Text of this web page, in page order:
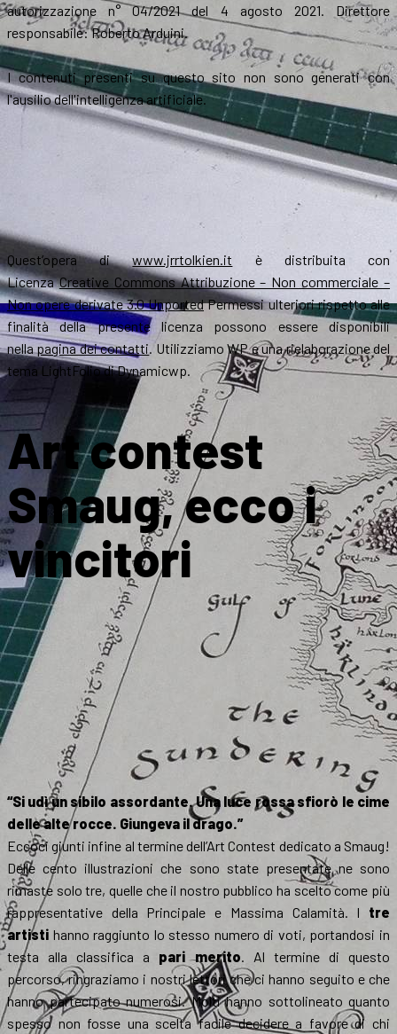
autorizzazione n° 04/2021 del 4 agosto 2021. Direttore
responsabile: Roberto Arduini.
I contenuti presenti su questo sito non sono generati con
l'ausilio dell'intelligenza artificiale.
Quest’opera diwww.jrrtolkien.it è distribuita con
LicenzaCreative Commons Attribuzione – Non commerciale –
Non opere derivate 3.0 UnportedPermessi ulteriori rispetto alle
finalità della presente licenza possono essere disponibili
nellapagina dei contatti. Utilizziamo WP e una rielaborazione del
tema LightFolio di Dynamicwp.
Art contest
Smaug, ecco i
vincitori
“Si udì un sibilo assordante. Una luce rossa sfiorò le cime
delle alte rocce. Giungeva il drago.”
Eccoci giunti infine al termine dell’Art Contest dedicato a Smaug!
Delle cento illustrazioni che sono state presentate ne sono
rimaste solo tre, quelle che il nostro pubblico ha scelto come più
rappresentative della Principale e Massima Calamità. I tre
artisti hanno raggiunto lo stesso numero di voti, portandosi in
testa alla classifica a pari merito. Al termine di questo
percorso, ringraziamo i nostri lettori che ci hanno seguito e che
hanno partecipato numerosi. Molti hanno sottolineato quanto
spesso non fosse una scelta facile decidere a favore di chi